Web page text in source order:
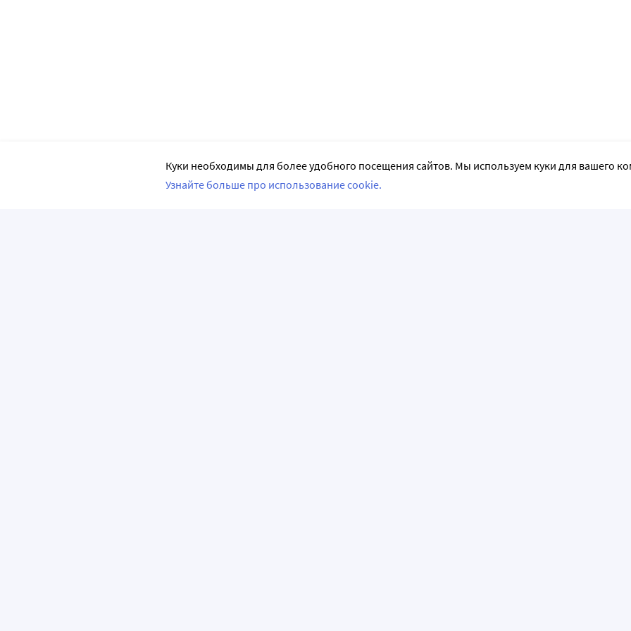
Куки необходимы для более удобного посещения сайтов. Мы используем куки для вашего
Узнайте больше про использование cookie.